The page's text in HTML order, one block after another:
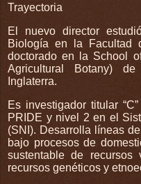
Trayectoria
El nuevo director
Biología en la Facultad
doctorado en la School
Agricultural Botany)
Inglaterra.
Es investigador titular
PRIDE y nivel 2 en el
(SNI). Desarrolla líneas
bajo procesos de
sustentable de
recursos genéticos y